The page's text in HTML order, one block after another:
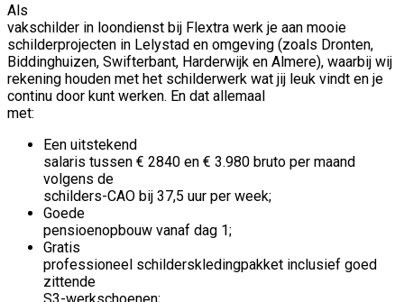
Als
vakschilder in loondienst bij Flextra werk je aan mooie
schilderprojecten in Lelystad en omgeving (zoals Dronten,
Biddinghuizen, Swifterbant, Harderwijk en Almere), waarbij wij
rekening houden met het schilderwerk wat jij leuk vindt en je
continu door kunt werken. En dat allemaal
met:
Een uitstekend
salaris tussen € 2840 en € 3.980 bruto per maand
volgens de
schilders-CAO bij 37,5 uur per week;
Goede
pensioenopbouw vanaf dag 1;
Gratis
professioneel schilderskledingpakket inclusief goed
zittende